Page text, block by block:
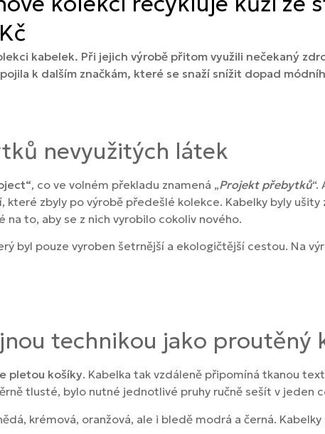
kabelek. Při jejich výrobě přitom využili nečekaný
k dalším značkám, které se snaží snížit dopad
nevyužitých látek
, co ve volném překladu znamená „Projekt přebytků“.
které zbyly po výrobě předešlé kolekce. Kabelky byly
to, aby se z nich vyrobilo cokoliv nového.
byl pouze vyroben šetrnější a ekologičtější cestou. Na
technikou jako proutěný
pletou košíky. Kabelka tak vzdáleně připomíná tkanou
tlusté, bylo nutné jednotlivé pruhy ručně sešít v jeden
krémová, oranžová, ale i bledě modrá a černá.